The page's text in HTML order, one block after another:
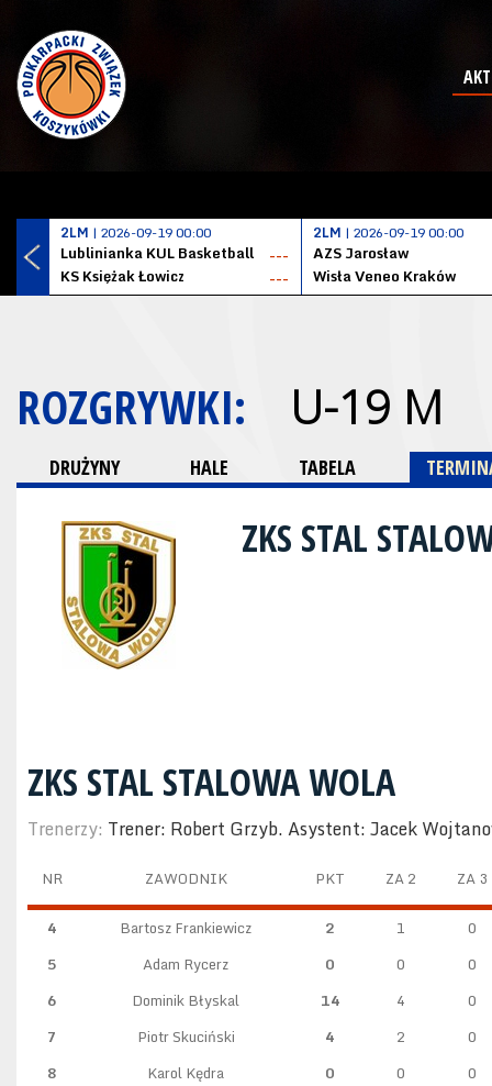
2LM | 2026-09-19 00:00
Lublinianka KUL Basketball
---
KS Księżak Łowicz
---
2LM | 2026-09-19 00:00
AZS Jarosław
Wisła Veneo Kraków
ROZGRYWKI: U-19 M
DRUŻYNY HALE TABELA
ZKS STAL
ZKS STAL STALOWA WOLA
Trenerzy: Trener: Robert Grzyb. Asystent: Jacek
NR ZAWODNIK PKT ZA 2 ZA 3
4 Bartosz Frankiewicz 2 1
0
5
Adam Rycerz 0 0
0
6
Dominik Błyskal 14 4
0
7
Piotr Skuciński 4 2
0
8
Karol Kędra 0 0
0